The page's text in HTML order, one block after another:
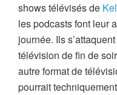
shows télévisés de
les podcasts font leur
journée. Ils
télévision de fin de
autre format de
pourrait